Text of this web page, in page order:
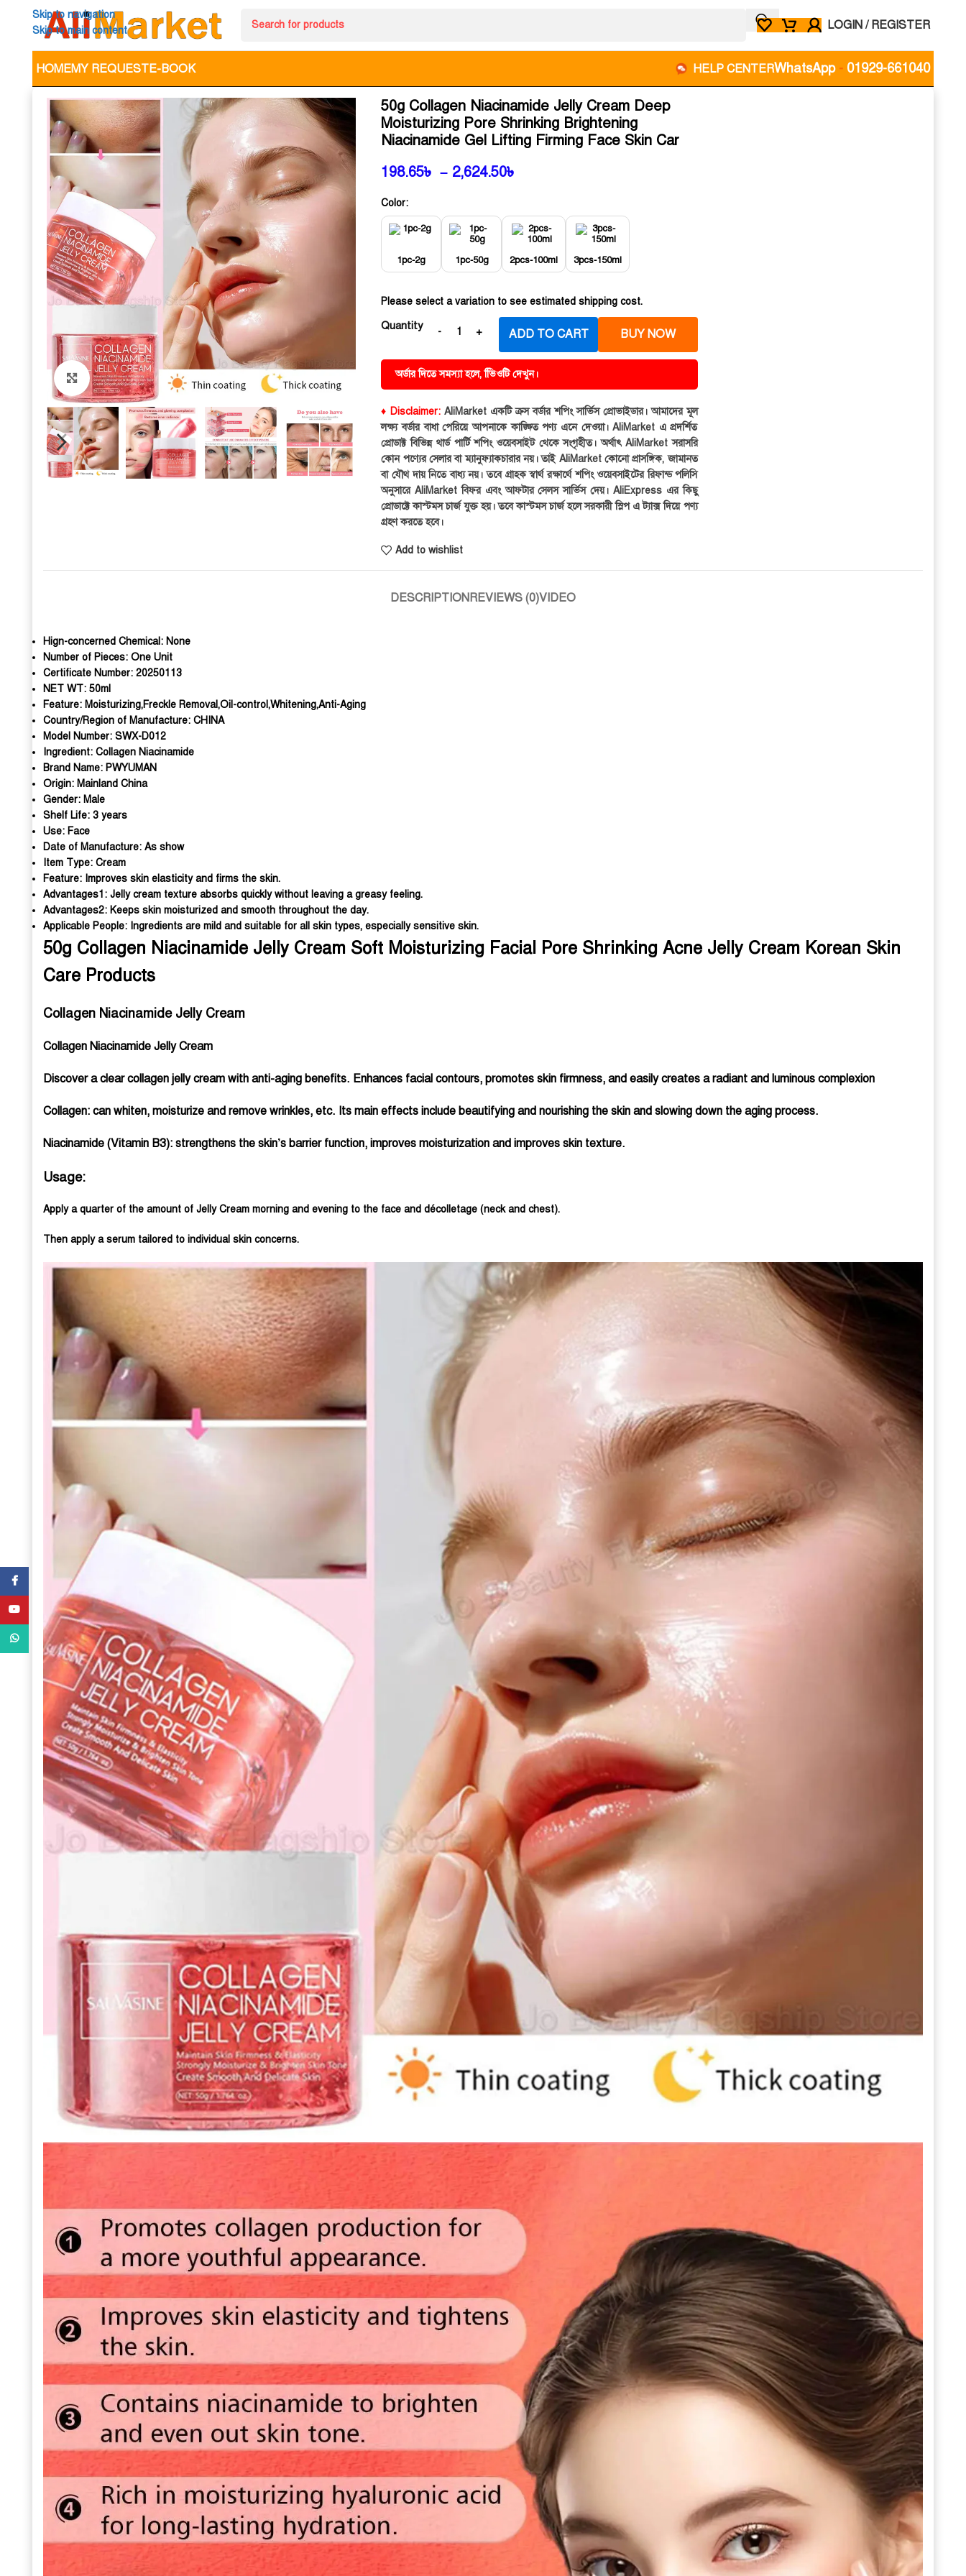
Skip to navigation
Skip to main content
LOGIN / REGISTER
HOMEMY REQUESTE-BOOK HELP CENTERWhatsApp - 01929-661040
Click to enlarge
50g Collagen Niacinamide Jelly Cream Deep
Moisturizing Pore Shrinking Brightening
Niacinamide Gel Lifting Firming Face Skin Car
198.65৳ – 2,624.50৳
Color:
1pc-2g 1pc-50g 2pcs-100ml 3pcs-150ml
Please select a variation to see estimated shipping cost.
Quantity
ADD TO CART BUY NOW
অর্ডার দিতে সমস্যা হলে, ভিিওটি দেখুন।
♦ Disclaimer:AliMarket একটি ক্রস বর্ডার শপিং সার্ভিস প্রোভাইডার। আমাদের মূল
লক্ষ্য বর্ডার বাধা পেরিয়ে আপনাকে কাঙ্ক্ষিত পণ্য এনে দেওয়া। AliMarket এ প্রদর্শিত
প্রোডাক্ট বিভিন্ন থার্ড পার্টি শপিং ওয়েবসাইট থেকে সংগৃহীত। অর্থাৎ AliMarket সরাসরি
কোন পণ্যের সেলার বা ম্যানুফ্যাকচারার নয়। তাই AliMarket কোনো প্রাসঙ্গিক, জামানত
বা যৌথ দায় নিতে বাধ্য নয়। তবে গ্রাহক স্বার্থ রক্ষার্থে শপিং ওয়েবসাইটের রিফান্ড পলিসি
অনুসারে AliMarket বিফর এবং আফটার সেলস সার্ভিস দেয়। AliExpress এর কিছু
প্রোডাক্টে কাস্টমস চার্জ যুক্ত হয়। তবে কাস্টমস চার্জ হলে সরকারী স্লিপ এ ট্যাক্স দিয়ে পণ্য
গ্রহণ করতে হবে।
Add to wishlist
DESCRIPTIONREVIEWS (0)VIDEO
Hign-concerned Chemical: None
Number of Pieces: One Unit
Certificate Number: 20250113
NET WT: 50ml
Feature: Moisturizing,Freckle Removal,Oil-control,Whitening,Anti-Aging
Country/Region of Manufacture: CHINA
Model Number: SWX-D012
Ingredient: Collagen Niacinamide
Brand Name: PWYUMAN
Origin: Mainland China
Gender: Male
Shelf Life: 3 years
Use: Face
Date of Manufacture: As show
Item Type: Cream
Feature: Improves skin elasticity and firms the skin.
Advantages1: Jelly cream texture absorbs quickly without leaving a greasy feeling.
Advantages2: Keeps skin moisturized and smooth throughout the day.
Applicable People: Ingredients are mild and suitable for all skin types, especially sensitive skin.
50g Collagen Niacinamide Jelly Cream Soft Moisturizing Facial Pore Shrinking Acne Jelly Cream Korean Skin
Care Products
Collagen Niacinamide Jelly Cream
Collagen Niacinamide Jelly Cream
Discover a clear collagen jelly cream with anti-aging benefits. Enhances facial contours, promotes skin firmness, and easily creates a radiant and luminous complexion
Collagen: can whiten, moisturize and remove wrinkles, etc. Its main effects include beautifying and nourishing the skin and slowing down the aging process.
Niacinamide (Vitamin B3): strengthens the skin’s barrier function, improves moisturization and improves skin texture.
Usage:
Apply a quarter of the amount of Jelly Cream morning and evening to the face and décolletage (neck and chest).
Then apply a serum tailored to individual skin concerns.
Facebook
YouTube
WhatsApp